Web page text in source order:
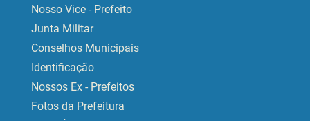
Nosso Vice - Prefeito
Junta Militar
Conselhos Municipais
Identificação
Nossos Ex - Prefeitos
Fotos da Prefeitura